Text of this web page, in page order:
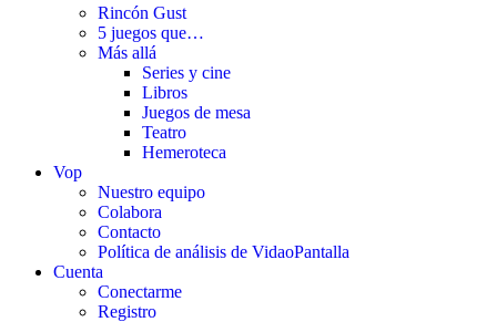
Rincón Gust
5 juegos que…
Más allá
Series y cine
Libros
Juegos de mesa
Teatro
Hemeroteca
Vop
Nuestro equipo
Colabora
Contacto
Política de análisis de VidaoPantalla
Cuenta
Conectarme
Registro